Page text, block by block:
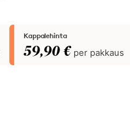
Kappalehinta
59,90 € per pakkaus